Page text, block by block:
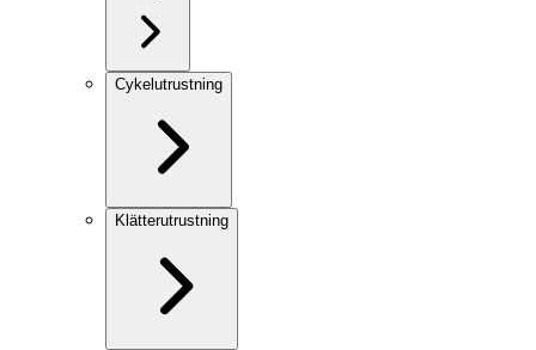
Cykelutrustning
Klätterutrustning